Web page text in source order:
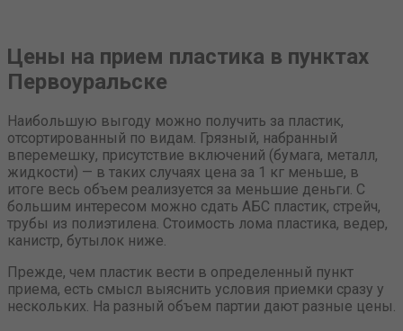
Цены на прием пластика в пунктах
Первоуральске
Наибольшую выгоду можно получить за пластик,
отсортированный по видам. Грязный, набранный
вперемешку, присутствие включений (бумага, металл,
жидкости) — в таких случаях цена за 1 кг меньше, в
итоге весь объем реализуется за меньшие деньги. С
большим интересом можно сдать АБС пластик, стрейч,
трубы из полиэтилена. Стоимость лома пластика, ведер,
канистр, бутылок ниже.
Прежде, чем пластик вести в определенный пункт
приема, есть смысл выяснить условия приемки сразу у
нескольких. На разный объем партии дают разные цены.